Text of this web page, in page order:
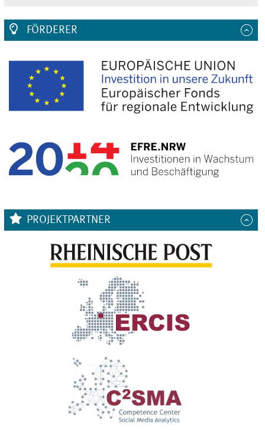
FÖRDERER
PROJEKTPARTNER